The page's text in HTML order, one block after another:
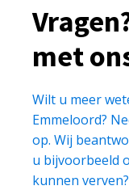
met
Wilt u meer
Emmeloord?
op. Wij
u bijvoorbeeld
kunnen